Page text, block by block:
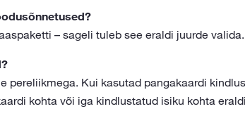
– sageli tuleb see eraldi juurde valida.
pereliikmega. Kui kasutad pangakaardi
kohta või iga kindlustatud isiku kohta